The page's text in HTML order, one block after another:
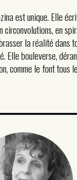
est unique. Elle
circonvolutions, en
la réalité dans
Elle bouleverse,
comme le font tous